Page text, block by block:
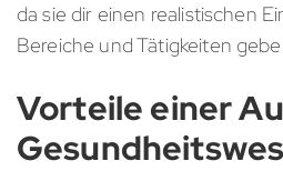
da sie dir einen realistischen
Bereiche und Tätigkeiten
Vorteile einer